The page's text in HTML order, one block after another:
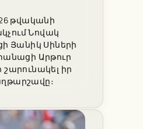
թվականի
Նովակ
Յանիկ Սիների
Արթուր
իր